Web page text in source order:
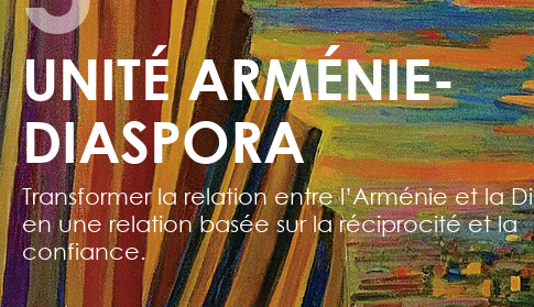
UNITÉ ARMÉNIE-
DIASPORA
Transformer la relation entre l’Arménie et la
en une relation basée sur la réciprocité et la
confiance.